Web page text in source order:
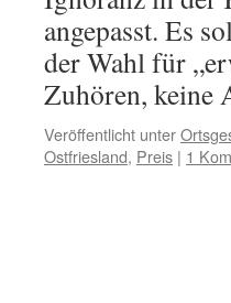
angepasst. Es
der Wahl für
Zuhören,
Veröffentlicht unter
Ostfriesland, Preis | 1